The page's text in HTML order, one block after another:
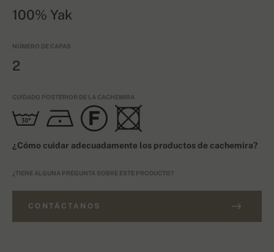
100% Yak
NÚMERO DE CAPAS
2
CUIDADO POSTERIOR DE LA CACHEMIRA
¿Cómo cuidar adecuadamente los productos de cachemira?
¿TIENE ALGUNA PREGUNTA SOBRE ESTE PRODUCTO?
CONTÁCTANOS